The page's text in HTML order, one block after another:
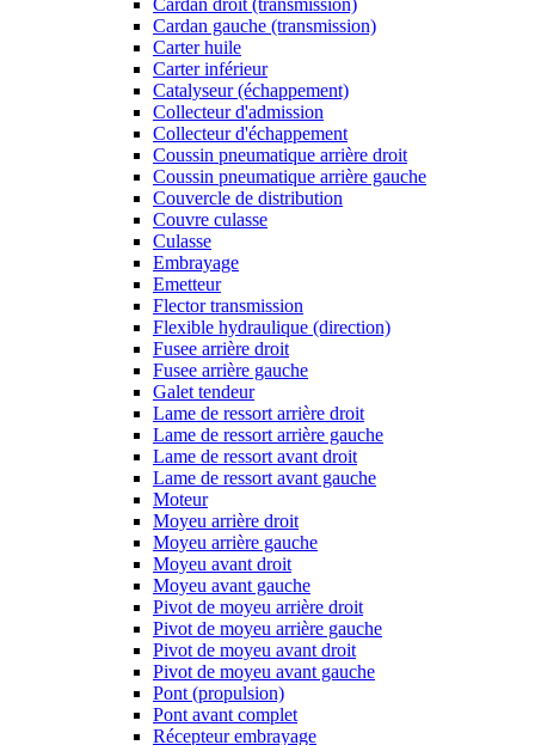
Cardan droit (transmission)
Cardan gauche (transmission)
Carter huile
Carter inférieur
Catalyseur (échappement)
Collecteur d'admission
Collecteur d'échappement
Coussin pneumatique arrière droit
Coussin pneumatique arrière gauche
Couvercle de distribution
Couvre culasse
Culasse
Embrayage
Emetteur
Flector transmission
Flexible hydraulique (direction)
Fusee arrière droit
Fusee arrière gauche
Galet tendeur
Lame de ressort arrière droit
Lame de ressort arrière gauche
Lame de ressort avant droit
Lame de ressort avant gauche
Moteur
Moyeu arrière droit
Moyeu arrière gauche
Moyeu avant droit
Moyeu avant gauche
Pivot de moyeu arrière droit
Pivot de moyeu arrière gauche
Pivot de moyeu avant droit
Pivot de moyeu avant gauche
Pont (propulsion)
Pont avant complet
Récepteur embrayage